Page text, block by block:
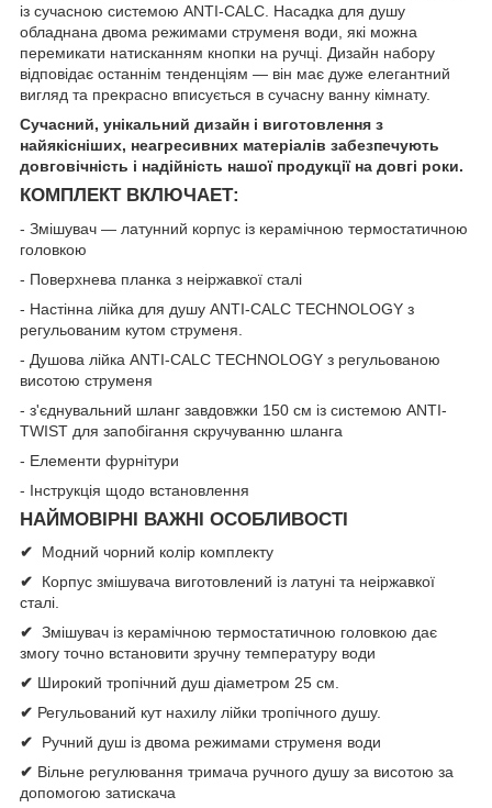
із сучасною системою ANTI-CALC. Насадка для душу
обладнана двома режимами струменя води, які можна
перемикати натисканням кнопки на ручці. Дизайн набору
відповідає останнім тенденціям — він має дуже елегантний
вигляд та прекрасно вписується в сучасну ванну кімнату.
Сучасний, унікальний дизайн і виготовлення з
найякісніших, неагресивних матеріалів забезпечують
довговічність і надійність нашої продукції на довгі роки.
КОМПЛЕКТ ВКЛЮЧАЕТ:
- Змішувач — латунний корпус із керамічною термостатичною
головкою
- Поверхнева планка з неіржавкої сталі
- Настінна лійка для душу ANTI-CALC TECHNOLOGY з
регульованим кутом струменя.
- Душова лійка ANTI-CALC TECHNOLOGY з регульованою
висотою струменя
- з'єднувальний шланг завдовжки 150 см із системою ANTI-
TWIST для запобігання скручуванню шланга
- Елементи фурнітури
- Інструкція щодо встановлення
НАЙМОВІРНІ ВАЖНІ ОСОБЛИВОСТІ
✔ Модний чорний колір комплекту
✔ Корпус змішувача виготовлений із латуні та неіржавкої
сталі.
✔ Змішувач із керамічною термостатичною головкою дає
змогу точно встановити зручну температуру води
✔ Широкий тропічний душ діаметром 25 см.
✔ Регульований кут нахилу лійки тропічного душу.
✔ Ручний душ із двома режимами струменя води
✔ Вільне регулювання тримача ручного душу за висотою за
допомогою затискача